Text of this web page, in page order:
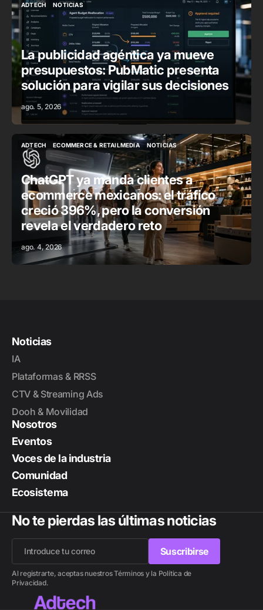
ADTECH
ADTECH
NOTICIAS
NOTICIAS
La publicidad agéntica ya mueve
presupuestos: PubMatic presenta
solución para vigilar sus decisiones
ago. 5, 2026
ADTECH
ADTECH
ECOMMERCE & RETAILMEDIA
ECOMMERCE & RETAILMEDIA
NOTICIAS
NOTICIAS
ChatGPT ya manda clientes a
ecommerce mexicanos: el tráfico
creció 396%, pero la conversión
revela el verdadero reto
ago. 4, 2026
Noticias
IA
Plataformas & RRSS
CTV & Streaming Ads
Dooh & Movilidad
Nosotros
Eventos
Voces de la industria
Comunidad
Ecosistema
No te pierdas las últimas noticias
Suscribirse
Suscribirse
Al registrarte, aceptas nuestros Términos y la Política de
Privacidad.